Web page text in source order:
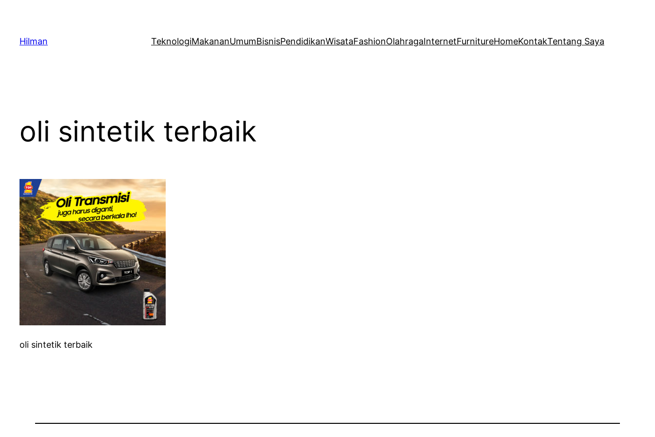
content
Hilman TeknologiMakananUmumBisnisPendidikanWisataFashionOlahragaInternetFurnitureHomeKontakTentang Saya
oli sintetik terbaik
oli sintetik terbaik